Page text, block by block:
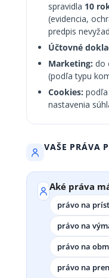
spravidla 10
(evidencia,
predpis
Účtovné
Marketing: do
(podľa typu
Cookies:
nastavenia
VAŠE PRÁVA
Aké práva
právo na
právo na
právo na
právo na